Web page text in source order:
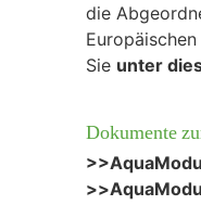
die
Sie unter
Dokumente
>>